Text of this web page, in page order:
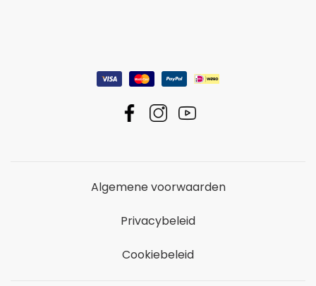
Algemene voorwaarden
Privacybeleid
Cookiebeleid